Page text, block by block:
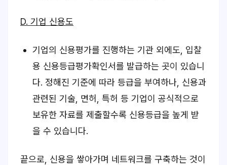
D. 기업 신용도
기업의 신용평가를 진행하는 기관 외에도, 입찰
용 신용등급평가확인서를 발급하는 곳이 있습니
다. 정해진 기준에 따라 등급을 부여하나, 신용과
관련된 기술, 면허, 특허 등 기업이 공식적으로
보유한 자료를 제출할수록 신용등급을 높게 받
을 수 있습니다.
끝으로, 신용을 쌓아가며 네트워크를 구축하는 것이